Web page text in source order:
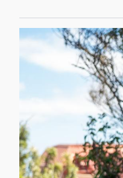
a
la
navegación